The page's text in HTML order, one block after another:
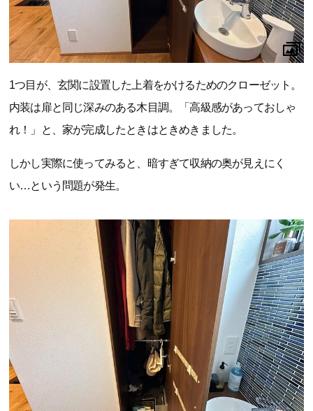
1つ目が、玄関に設置した上着をかけるためのクローゼット。
内装は扉と同じ深みのある木目調。「高級感があっておしゃ
れ！」と、家が完成したときはときめきました。
しかし実際に使ってみると、暗すぎて収納の奥が見えにく
い…という問題が発生。